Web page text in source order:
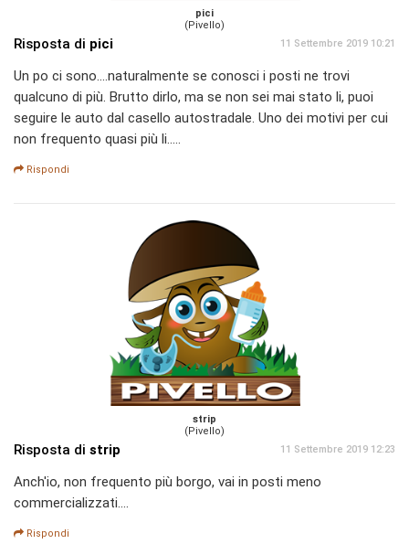
pici
(Pivello)
Risposta di pici 11 Settembre 2019 10:21
Un po ci sono....naturalmente se conosci i posti ne trovi
qualcuno di più. Brutto dirlo, ma se non sei mai stato li, puoi
seguire le auto dal casello autostradale. Uno dei motivi per cui
non frequento quasi più li.....
Rispondi
strip
(Pivello)
Risposta di strip 11 Settembre 2019 12:23
Anch'io, non frequento più borgo, vai in posti meno
commercializzati....
Rispondi